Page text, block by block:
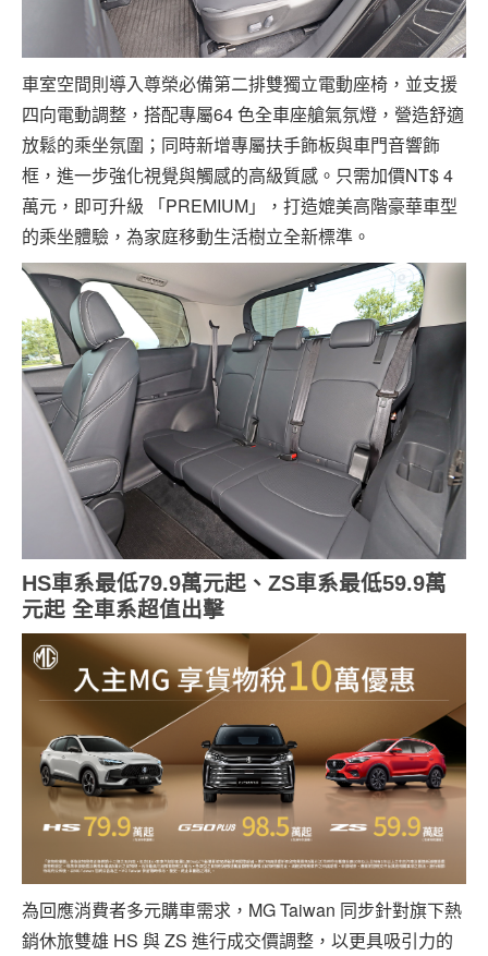
車室空間則導入尊榮必備第二排雙獨立電動座椅，並支援
四向電動調整，搭配專屬64 色全車座艙氣氛燈，營造舒適
放鬆的乘坐氛圍；同時新增專屬扶手飾板與車門音響飾
框，進一步強化視覺與觸感的高級質感。只需加價NT$ 4
萬元，即可升級 「PREMIUM」，打造媲美高階豪華車型
的乘坐體驗，為家庭移動生活樹立全新標準。
HS車系最低79.9萬元起、 ZS車系最低59.9萬
元起 全車系超值出擊
為回應消費者多元購車需求，MG Taiwan 同步針對旗下熱
銷休旅雙雄 HS 與 ZS 進行成交價調整，以更具吸引力的